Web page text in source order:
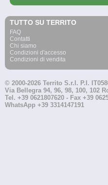
TUTTO SU TERRITO
FAQ
Contatti
Chi siamo
Condizioni d'accesso
Condizioni di vendita
© 2000-2026 Territo S.r.l. P.I.
Via Bellegra 94, 96, 98, 100, 102
Tel. +39 0621807620 - Fax +39
WhatsApp +39 3314147191